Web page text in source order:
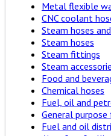
Metal flexible
CNC coolant
Steam hoses
Steam hoses
Steam fittings
Steam
Food and
Chemical hoses
Fuel, oil and
General
Fuel and oil